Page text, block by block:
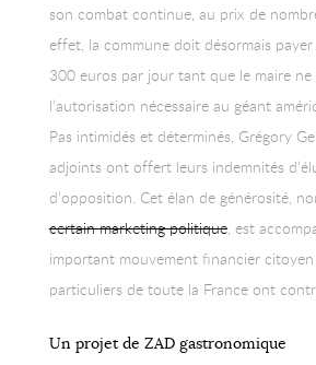
son combat continue, au prix de
effet, la commune doit désormais
300 euros par jour tant que le maire ne
l’autorisation nécessaire au géant
Pas intimidés et déterminés, Grégory
adjoints ont offert leurs indemnités
d’opposition. Cet élan de générosité,
certain marketing politique, est
important mouvement financier
particuliers de toute la France ont
Un projet de ZAD gastronomique